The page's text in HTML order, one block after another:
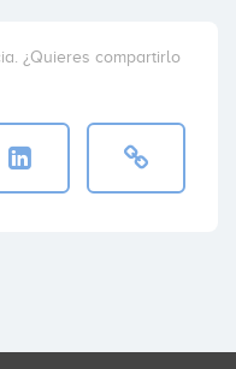
¿Quieres compartirlo